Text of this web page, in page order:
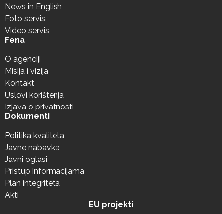
News in English
Foto servis
Video servis
Fena
O agenciji
Misija i vizija
Kontakt
Uslovi korištenja
Izjava o privatnosti
Dokumenti
Politika kvaliteta
Javne nabavke
Javni oglasi
Pristup informacijama
Plan integriteta
Akti
EU projekti